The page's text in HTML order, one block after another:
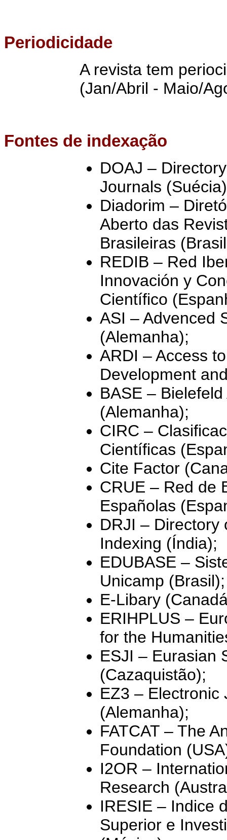
Periodicidade
A revista tem
(Jan/Abril - Maio/
Fontes de indexação
DOAJ –
Journals
Diadorim –
Aberto das
Brasileiras
REDIB – Red
Innovación y
Científico
ASI – Advenced
(Alemanha);
ARDI – Access
Development
BASE –
(Alemanha);
CIRC –
Científicas
Cite Factor
CRUE – Red de
Españolas
DRJI – Directory
Indexing (Índia);
EDUBASE –
Unicamp (Brasil);
E-Libary
ERIHPLUS –
for the
ESJI – Eurasian
(Cazaquistão);
EZ3 – Electronic
(Alemanha);
FATCAT – The
Foundation
I2OR –
Research
IRESIE – Indice
Superior e